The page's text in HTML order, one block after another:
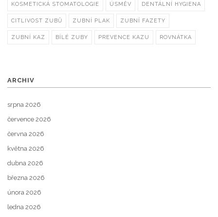
KOSMETICKÁ STOMATOLOGIE ÚSMĚV DENTÁLNÍ HYGIENA
CITLIVOST ZUBŮ ZUBNÍ PLAK ZUBNÍ FAZETY
ZUBNÍ KAZ BÍLÉ ZUBY PREVENCE KAZU ROVNÁTKA
ARCHIV
srpna 2026
července 2026
června 2026
května 2026
dubna 2026
března 2026
února 2026
ledna 2026